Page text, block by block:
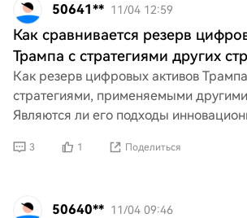
50641** 11/04 12:59
Как сравнивается резерв
Трампа с стратегиями других
Как резерв цифровых активов
стратегиями, применяемыми
Являются ли его подходы
глобального лан
3 1 Поделиться
50640** 11/04 09:46